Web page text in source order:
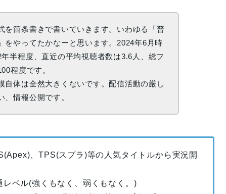
を箇条書きで書いていきます。いわゆる「普
をやってたかなーと思います。2024年6月時
半程度、直近の平均視聴者数は3.6人、総フ
程度です。
自体は全然大きくないです。配信活動の厳し
、情報公開です。
、TPS(スプラ)等の人気タイトルから実況開
ベル(強くもなく、弱くもなく。)